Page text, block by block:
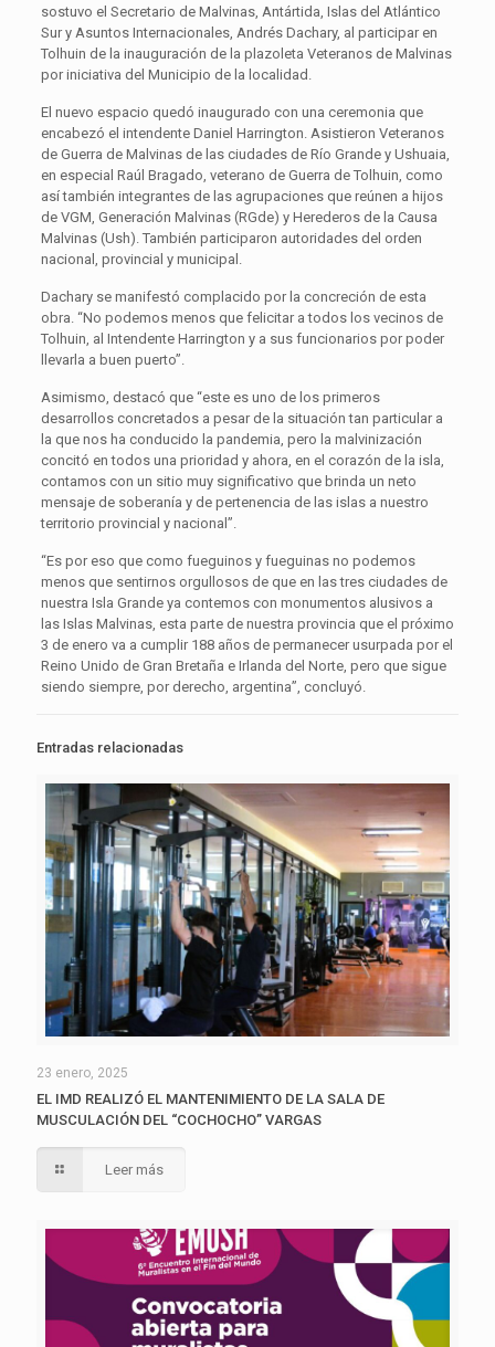
sostuvo el Secretario de Malvinas, Antártida, Islas del Atlántico
Sur y Asuntos Internacionales, Andrés Dachary, al participar en
Tolhuin de la inauguración de la plazoleta Veteranos de Malvinas
por iniciativa del Municipio de la localidad.
El nuevo espacio quedó inaugurado con una ceremonia que
encabezó el intendente Daniel Harrington. Asistieron Veteranos
de Guerra de Malvinas de las ciudades de Río Grande y Ushuaia,
en especial Raúl Bragado, veterano de Guerra de Tolhuin, como
así también integrantes de las agrupaciones que reúnen a hijos
de VGM, Generación Malvinas (RGde) y Herederos de la Causa
Malvinas (Ush). También participaron autoridades del orden
nacional, provincial y municipal.
Dachary se manifestó complacido por la concreción de esta
obra. “No podemos menos que felicitar a todos los vecinos de
Tolhuin, al Intendente Harrington y a sus funcionarios por poder
llevarla a buen puerto”.
Asimismo, destacó que “este es uno de los primeros
desarrollos concretados a pesar de la situación tan particular a
la que nos ha conducido la pandemia, pero la malvinización
concitó en todos una prioridad y ahora, en el corazón de la isla,
contamos con un sitio muy significativo que brinda un neto
mensaje de soberanía y de pertenencia de las islas a nuestro
territorio provincial y nacional”.
“Es por eso que como fueguinos y fueguinas no podemos
menos que sentirnos orgullosos de que en las tres ciudades de
nuestra Isla Grande ya contemos con monumentos alusivos a
las Islas Malvinas, esta parte de nuestra provincia que el próximo
3 de enero va a cumplir 188 años de permanecer usurpada por el
Reino Unido de Gran Bretaña e Irlanda del Norte, pero que sigue
siendo siempre, por derecho, argentina”, concluyó.
Entradas relacionadas
23 enero, 2025
EL IMD REALIZÓ EL MANTENIMIENTO DE LA SALA DE
MUSCULACIÓN DEL “COCHOCHO” VARGAS
Leer más